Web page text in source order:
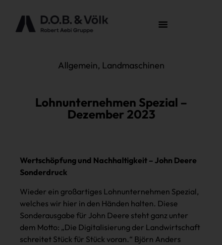
Allgemein, Landmaschinen
Lohnunternehmen Spezial –
Dezember 2023
Wertschöpfung und Nachhaltigkeit – John Deere
Sonderdruck
Wieder ein großartiges Lohnunternehmen Spezial,
welches wir hier in den Händen halten. Diese
Sonderausgabe für John Deere steht ganz unter
dem Motto: „Die Digitalisierung der Landwirtschaft
schreitet Stück für Stück voran.“ Björn Anders